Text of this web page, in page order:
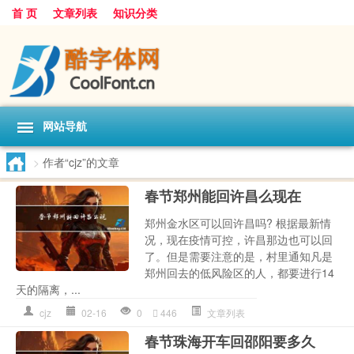
首 页 文章列表 知识分类
网站导航
> 作者“cjz”的文章
春节郑州能回许昌么现在
郑州金水区可以回许昌吗? 根据最新情
况，现在疫情可控，许昌那边也可以回
了。但是需要注意的是，村里通知凡是
郑州回去的低风险区的人，都要进行14
天的隔离，...
cjz 02-16 0 446 文章列表
春节珠海开车回邵阳要多久